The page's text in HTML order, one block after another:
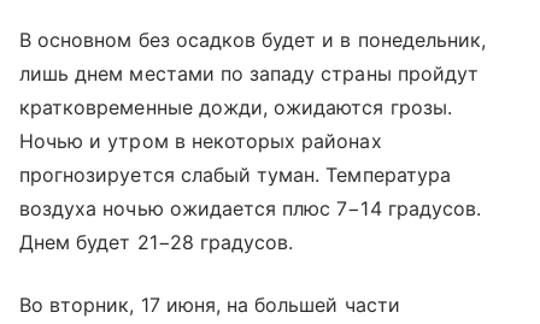
В основном без осадков будет и в понедельник,
лишь днем местами по западу страны пройдут
кратковременные дожди, ожидаются грозы.
Ночью и утром в некоторых районах
прогнозируется слабый туман. Температура
воздуха ночью ожидается плюс 7−14 градусов.
Днем будет 21−28 градусов.
Во вторник, 17 июня, на большей части